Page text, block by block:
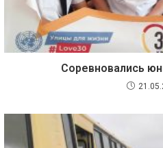
Соревновались